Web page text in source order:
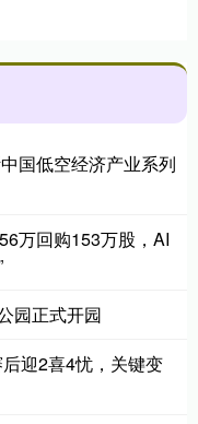
国低空经济产业系列
万回购153万股，AI
园正式开园
迎2喜4忧，关键变